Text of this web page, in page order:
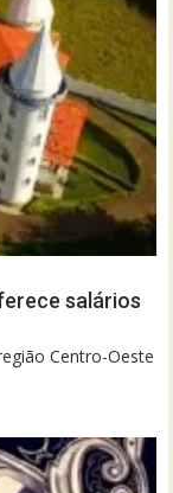
salários
Centro-Oeste